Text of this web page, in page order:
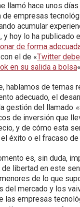
llamó hace unos
de empresas
acumular
y hoy lo ha publicado
de forma
el de «Twitter
en su salida a bolsa
hablamos de temas
adecuado, el
gestión del llamado
de inversión que
y de cómo esta
éxito o el fracaso de
es, sin duda,
libertad en este
de lo que
del mercado y los
las empresas